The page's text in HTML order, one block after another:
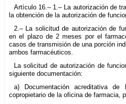
Artículo 16.– 1.– La autorización de
la obtención de la autorización de
2.– La solicitud de autorización de
en el plazo de 2 meses por el
casos de transmisión de una porción
ambos farmacéuticos.
La solicitud de autorización de
siguiente documentación:
a) Documentación acreditativa
copropietario de la oficina de farmacia,